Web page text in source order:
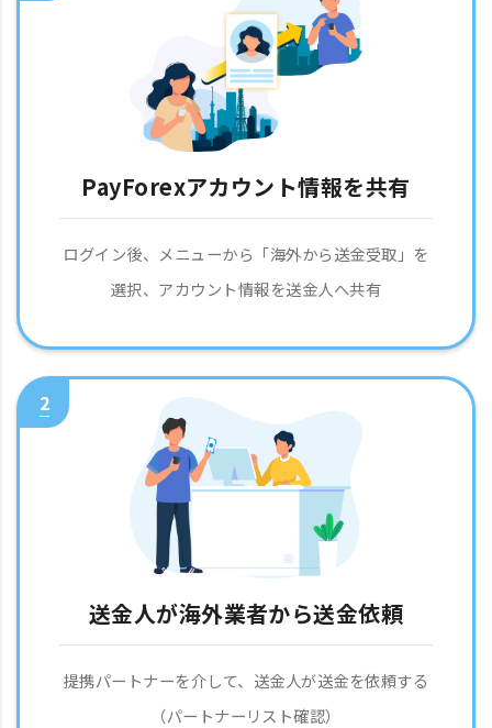
PayForexアカウント情報を共有
ログイン後、メニューから「海外から送金受取」を
選択、アカウント情報を送金人へ共有
2
送金人が海外業者から送金依頼
提携パートナーを介して、送金人が送金を依頼する
（パートナーリスト確認）